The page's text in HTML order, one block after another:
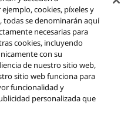
True Wireless
cookies, píxeles y
se denominarán aquí
necesarias para
cookies, incluyendo
con su
de nuestro sitio web,
sitio web funciona para
funcionalidad y
personalizada que